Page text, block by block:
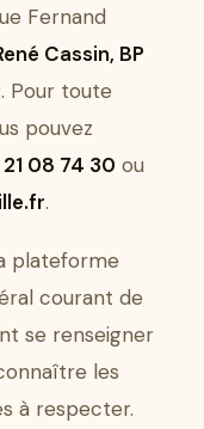
Fernand
Cassin, BP
. Pour toute
pouvez
08 74 30 ou
.
plateforme
courant de
se renseigner
les
à respecter.